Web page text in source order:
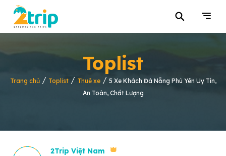
⚲
Toplist
Trang chủ/ Toplist/ Thuê xe/ 5 Xe Khách Đà Nẵng Phú Yên Uy Tín,
An Toàn, Chất Lượng
2Trip Việt Nam